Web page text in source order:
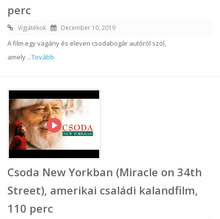
perc
Vígjátékok December 10, 2019
A film egy vagány és eleven csodabogár autóról szól,
amely ...Tovább
Csoda New Yorkban (Miracle on 34th
Street), amerikai családi kalandfilm,
110 perc